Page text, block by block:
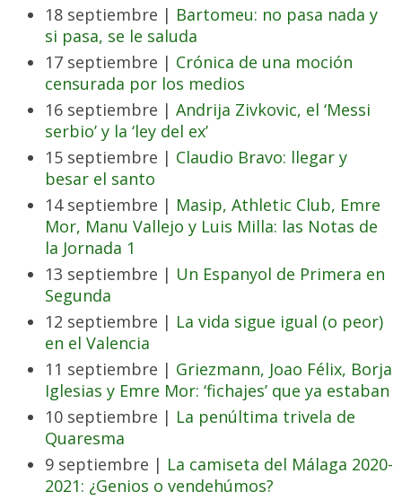
18 septiembre | Bartomeu: no pasa nada y
si pasa, se le saluda
17 septiembre | Crónica de una moción
censurada por los medios
16 septiembre | Andrija Zivkovic, el ‘Messi
serbio’ y la ‘ley del ex’
15 septiembre | Claudio Bravo: llegar y
besar el santo
14 septiembre | Masip, Athletic Club, Emre
Mor, Manu Vallejo y Luis Milla: las Notas de
la Jornada 1
13 septiembre | Un Espanyol de Primera en
Segunda
12 septiembre | La vida sigue igual (o peor)
en el Valencia
11 septiembre | Griezmann, Joao Félix, Borja
Iglesias y Emre Mor: ‘fichajes’ que ya estaban
10 septiembre | La penúltima trivela de
Quaresma
9 septiembre | La camiseta del Málaga 2020-
2021: ¿Genios o vendehúmos?